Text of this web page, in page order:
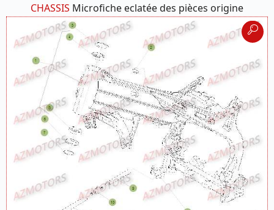
CHASSIS Microfiche eclatée des pièces origine